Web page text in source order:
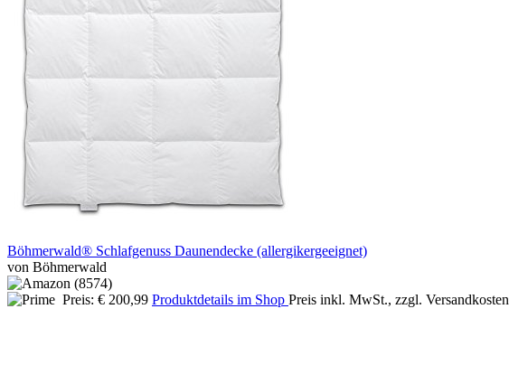
Böhmerwald® Schlafgenuss Daunendecke (allergikergeeignet)
von Böhmerwald
Preis: € 200,99 Produktdetails im Shop Preis inkl. MwSt., zzgl. Versandkosten